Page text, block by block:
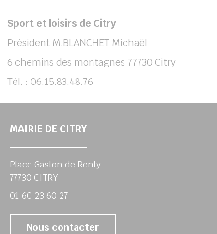
Sport et loisirs de Citry
Président M.BLANCHET Michaël
6 chemins des montagnes 77730 Citry
Tél. : 06.15.83.48.76
MAIRIE DE CITRY
Place Gaston de Renty
77730 CITRY
01 60 23 60 27
Nous contacter